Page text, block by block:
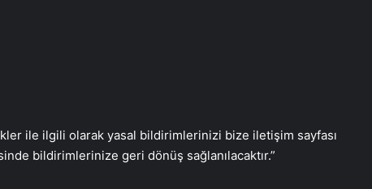
ile ilgili olarak yasal bildirimlerinizi bize iletişim sayfası
bildirimlerinize geri dönüş sağlanılacaktır.”
Cumhurbaşkanlığı Hukuk Politikaları
Kurulundan infaz sistemi çalıştayı